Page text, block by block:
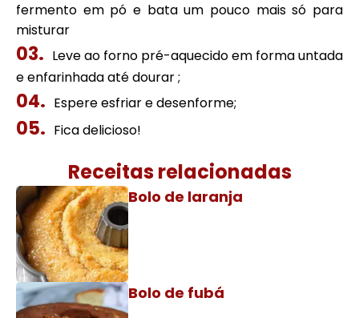
fermento em pó e bata um pouco mais só para
misturar
Leve ao forno pré-aquecido em forma untada
e enfarinhada até dourar ;
Espere esfriar e desenforme;
Fica delicioso!
Receitas relacionadas
Bolo de laranja
Bolo de fubá